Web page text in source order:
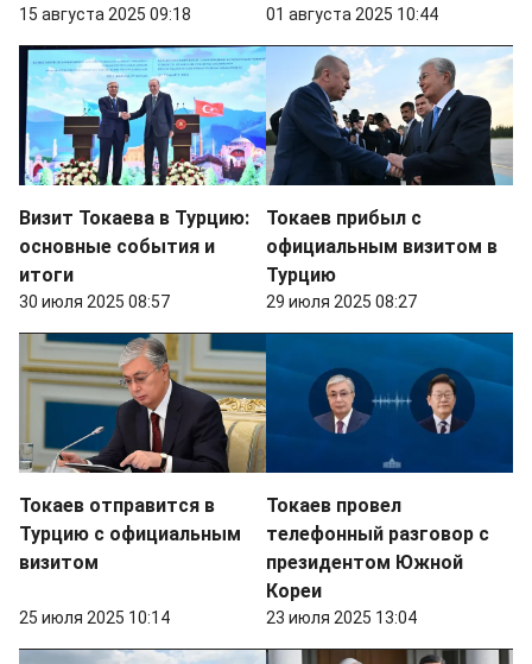
15 августа 2025 09:18 01 августа 2025 10:44
Визит Токаева в Турцию:
основные события и
итоги
30 июля 2025 08:57
Токаев прибыл с
официальным визитом в
Турцию
29 июля 2025 08:27
Токаев отправится в
Турцию с официальным
визитом
25 июля 2025 10:14
Токаев провел
телефонный разговор с
президентом Южной
Кореи
23 июля 2025 13:04